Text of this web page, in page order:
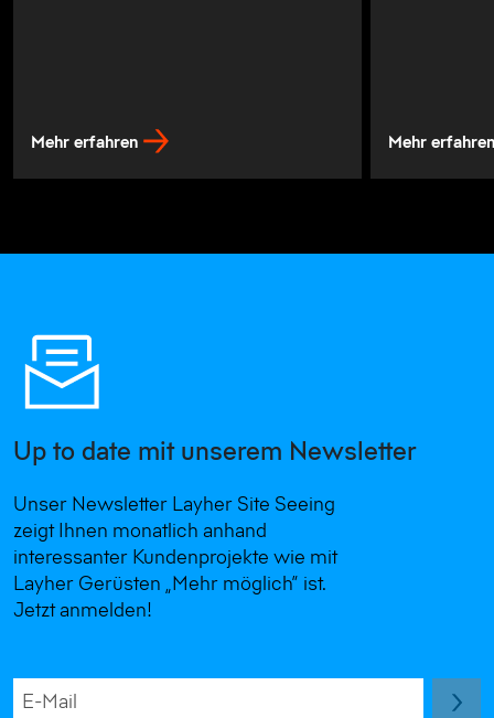
Mehr erfahren Mehr
Up to date mit unserem Newsletter
Unser Newsletter Layher Site Seeing
zeigt Ihnen monatlich anhand
interessanter Kundenprojekte wie mit
Layher Gerüsten „Mehr möglich“ ist.
Jetzt anmelden!
E-Mail